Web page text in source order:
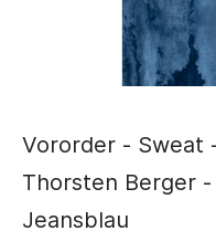
Vororder - Sweat
Thorsten Berger
Jeansblau